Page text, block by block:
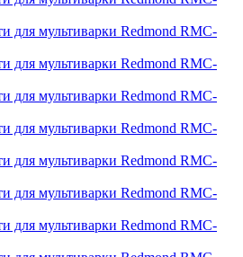
для мультиварки Redmond RMC-
для мультиварки Redmond RMC-
для мультиварки Redmond RMC-
для мультиварки Redmond RMC-
для мультиварки Redmond RMC-
для мультиварки Redmond RMC-
для мультиварки Redmond RMC-